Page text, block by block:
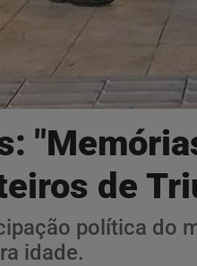
de
política do
idade.